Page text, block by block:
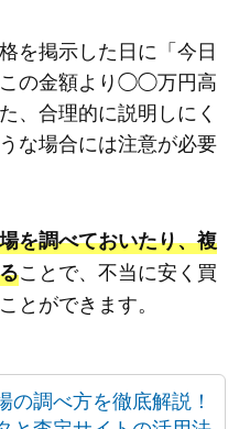
を掲示した日に「今日
の金額より◯◯万円高
、合理的に説明しにく
な場合には注意が必要
を調べておいたり、複
ことで、不当に安く買
とができます。
の調べ方を徹底解説！